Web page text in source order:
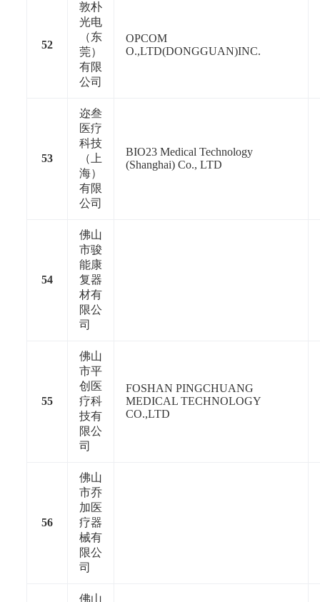
52
敦朴
光电
（东
莞）
有限
公司
OPCOM
O.,LTD(DONGGUAN)INC.
53
迩叁
医疗
科技
（上
海）
有限
公司
BIO23 Medical Technology
(Shanghai) Co., LTD
54
佛山
市骏
能康
复器
材有
限公
司
55
佛山
市平
创医
疗科
技有
限公
司
FOSHAN PINGCHUANG
MEDICAL TECHNOLOGY
CO.,LTD
56
佛山
市乔
加医
疗器
械有
限公
司
佛山